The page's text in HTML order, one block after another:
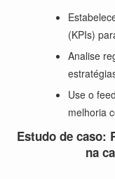
(KPIs)
Analise
Use o
melhoria
Estudo de caso:
na